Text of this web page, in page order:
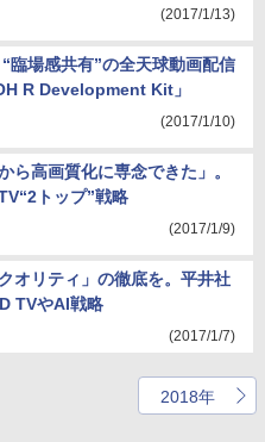
(2017/1/13)
臨場感共有”の全天球動画配信
R Development Kit」
(2017/1/10)
ら高画質化に専念できた」。
トップ”戦略
(2017/1/9)
オリティ」の徹底を。平井社
TVやAI戦略
(2017/1/7)
2018年